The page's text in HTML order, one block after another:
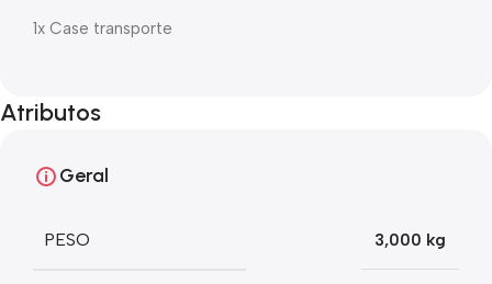
1x Case transporte
Atributos
Geral
PESO 3,000 kg